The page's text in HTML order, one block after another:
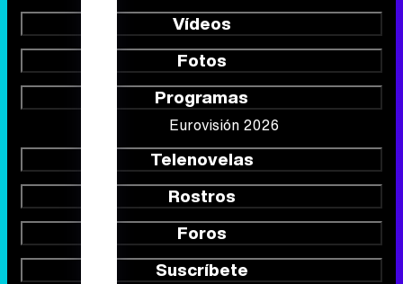
Vídeos
Fotos
Programas
Eurovisión 2026
Telenovelas
Rostros
Foros
Suscríbete